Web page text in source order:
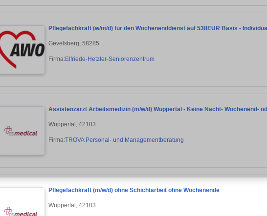
Pflegefachkraft (w/m/d) für den Wochenenddienst auf 538EUR Basis -
Gevelsberg, 58285
Firma:Elfriede-Hetzler-Seniorenzentrum
Assistenzarzt Arbeitsmedizin (m/w/d) Wuppertal - Keine Nacht- Wochenend-
Wuppertal, 42103
Firma:TROVA Personal- und Managementberatung
Pflegefachkraft (m/w/d) ohne Schichtarbeit ohne Wochenende
Wuppertal, 42103